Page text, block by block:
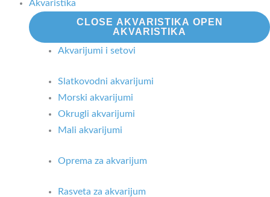
Akvaristika
CLOSE AKVARISTIKA OPEN
AKVARISTIKA
Akvarijumi i setovi
Slatkovodni akvarijumi
Morski akvarijumi
Okrugli akvarijumi
Mali akvarijumi
Oprema za akvarijum
Rasveta za akvarijum